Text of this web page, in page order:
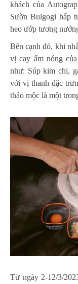
khách của
Sườn Bulgogi hấp
heo ướp tương
Bên cạnh đó, khi
vị cay ấm nóng
như: Súp kim chi,
với vị thanh đặc
thảo mộc là một
Từ ngày 2-12/3/